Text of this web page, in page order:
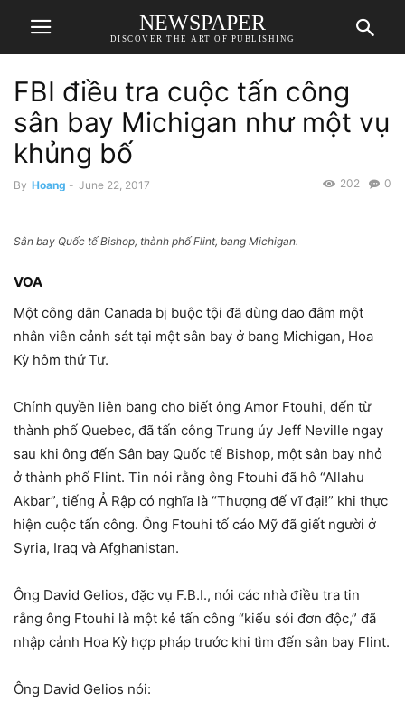
NEWSPAPER
DISCOVER THE ART OF PUBLISHING
FBI điều tra cuộc tấn công
sân bay Michigan như một vụ
khủng bố
By Hoang - June 22, 2017 0
202
Sân bay Quốc tế Bishop, thành phố Flint, bang Michigan.
VOA
Một công dân Canada bị buộc tội đã dùng dao đâm một
nhân viên cảnh sát tại một sân bay ở bang Michigan, Hoa
Kỳ hôm thứ Tư.
Chính quyền liên bang cho biết ông Amor Ftouhi, đến từ
thành phố Quebec, đã tấn công Trung úy Jeff Neville ngay
sau khi ông đến Sân bay Quốc tế Bishop, một sân bay nhỏ
ở thành phố Flint. Tin nói rằng ông Ftouhi đã hô “Allahu
Akbar”, tiếng Ả Rập có nghĩa là “Thượng đế vĩ đại!” khi thực
hiện cuộc tấn công. Ông Ftouhi tố cáo Mỹ đã giết người ở
Syria, Iraq và Afghanistan.
Ông David Gelios, đặc vụ F.B.I., nói các nhà điều tra tin
rằng ông Ftouhi là một kẻ tấn công “kiểu sói đơn độc,” đã
nhập cảnh Hoa Kỳ hợp pháp trước khi tìm đến sân bay Flint.
Ông David Gelios nói: